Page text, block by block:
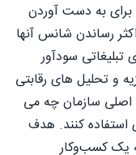
برای به دست آوردن
رساندن شانس آنها
تبلیغاتی سودآور
و تحلیل های رقابتی
اصلی سازمان چه می
استفاده کنند. هدف
یک کسب‌وکار